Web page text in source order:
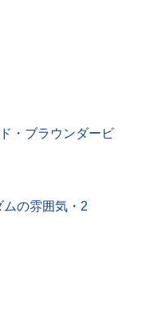
・ブラウンダービ
の雰囲気・2